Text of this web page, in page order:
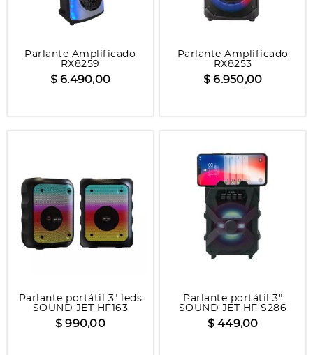
Parlante Amplificado
RX8259
$ 6.490,00
Parlante Amplificado
RX8253
$ 6.950,00
Parlante portátil 3" leds
SOUND JET HF163
$ 990,00
Parlante portátil 3"
SOUND JET HF S286
$ 449,00